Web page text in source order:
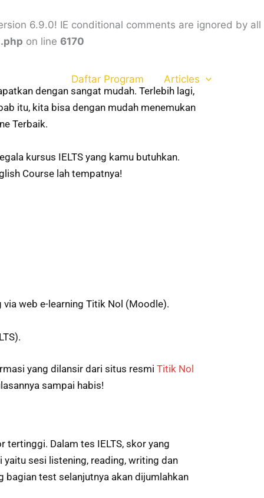
6.9.0! IE conditional comments are ignored by all
on line 6170
Daftar Program
Articles
dengan sangat mudah. Terlebih lagi,
itu, kita bisa dengan mudah menemukan
Terbaik.
kursus IELTS yang kamu butuhkan.
Course lah tempatnya!
web e-learning Titik Nol (Moodle).
yang dilansir dari situs resmi Titik Nol
sampai habis!
tertinggi. Dalam tes IELTS, skor yang
sesi listening, reading, writing dan
bagian test selanjutnya akan dijumlahkan